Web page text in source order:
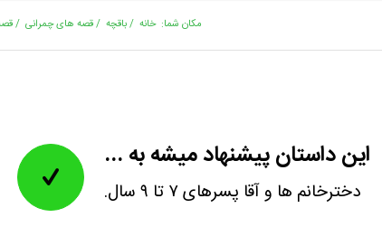
مکان شما: خانه /باقچه /قصه های چمرانی /
این داستان پیشنهاد میشه به ...
دخترخانم ها و آقا پسرهای ۷ تا ۹ سال.